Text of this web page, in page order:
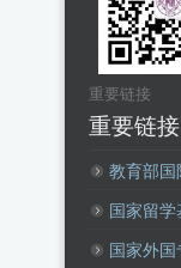
重要链接
重要链接
教育部国
国家留学
国家外国